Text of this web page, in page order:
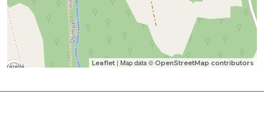
Leaflet | Map data © OpenStreetMap contributors